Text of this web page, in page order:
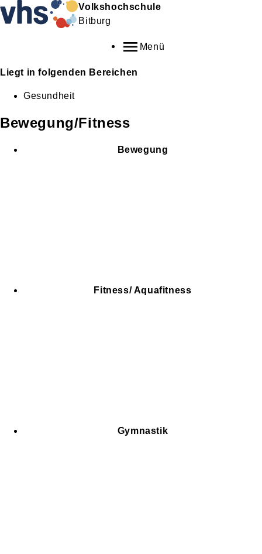
Volkshochschule
Bitburg
Menü
Liegt in folgenden Bereichen
Gesundheit
Bewegung/Fitness
Bewegung
Fitness/ Aquafitness
Gymnastik